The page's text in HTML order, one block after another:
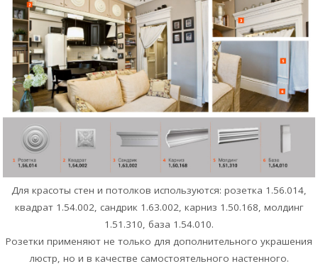
Для красоты стен и потолков используются: розетка 1.56.014,
квадрат 1.54.002, сандрик 1.63.002, карниз 1.50.168, молдинг
1.51.310, база 1.54.010.
Розетки применяют не только для дополнительного украшения
люстр, но и в качестве самостоятельного настенного.